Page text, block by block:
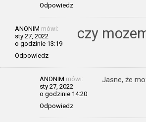
Odpowiedz
ANONIM mówi:
sty 27, 2022
o godzinie 13:19
Odpowiedz
czy
ANONIM mówi:
sty 27, 2022
o godzinie 14:20
Odpowiedz
Jasne, że